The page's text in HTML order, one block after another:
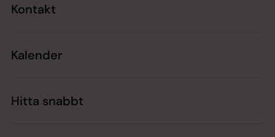
Kontakt
Kalender
Hitta snabbt